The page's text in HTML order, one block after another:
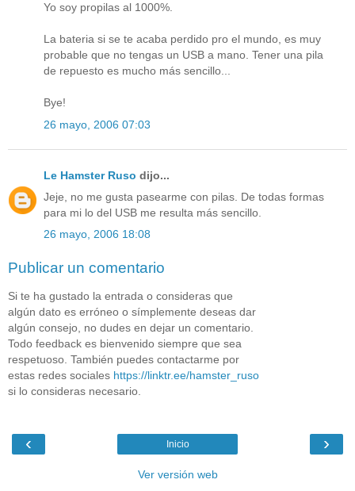
Yo soy propilas al 1000%.
La bateria si se te acaba perdido pro el mundo, es muy
probable que no tengas un USB a mano. Tener una pila
de repuesto es mucho más sencillo...
Bye!
26 mayo, 2006 07:03
Le Hamster Ruso dijo...
Jeje, no me gusta pasearme con pilas. De todas formas
para mi lo del USB me resulta más sencillo.
26 mayo, 2006 18:08
Publicar un comentario
Si te ha gustado la entrada o consideras que
algún dato es erróneo o símplemente deseas dar
algún consejo, no dudes en dejar un comentario.
Todo feedback es bienvenido siempre que sea
respetuoso. También puedes contactarme por
estas redes sociales https://linktr.ee/hamster_ruso
si lo consideras necesario.
‹ ›
Inicio
Ver versión web